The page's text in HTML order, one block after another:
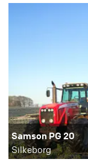
Samson PG 20
Silkeborg